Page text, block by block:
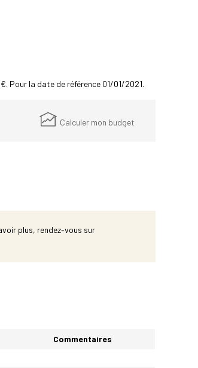
Pour la date de référence 01/01/2021.
Calculer mon budget
plus, rendez-vous sur
Commentaires